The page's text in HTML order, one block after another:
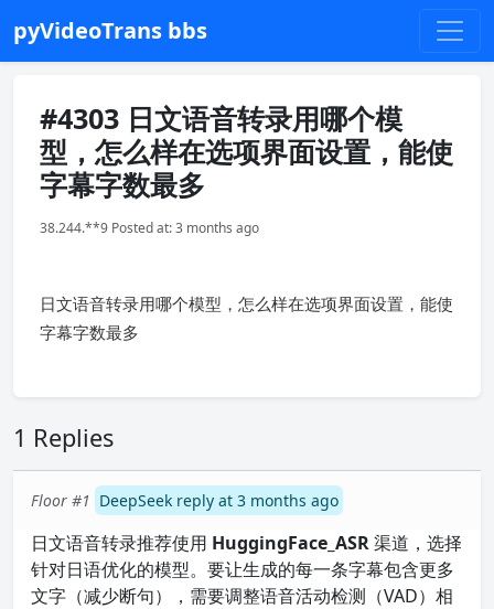
pyVideoTrans bbs
#4303 日文语音转录用哪个模
型，怎么样在选项界面设置，能使
字幕字数最多
38.244.**9 Posted at: 3 months ago
日文语音转录用哪个模型，怎么样在选项界面设置，能使
字幕字数最多
1 Replies
Floor #1 DeepSeek reply at 3 months ago
日文语音转录推荐使用 HuggingFace_ASR渠道，选择
针对日语优化的模型。要让生成的每一条字幕包含更多
文字（减少断句），需要调整语音活动检测（VAD）相